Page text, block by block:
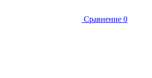
Сравнение 0